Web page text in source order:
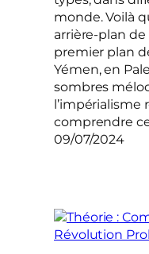
monde. Voilà
arrière-plan de
premier plan
Yémen, en
sombres
comprendre
09/07/2024